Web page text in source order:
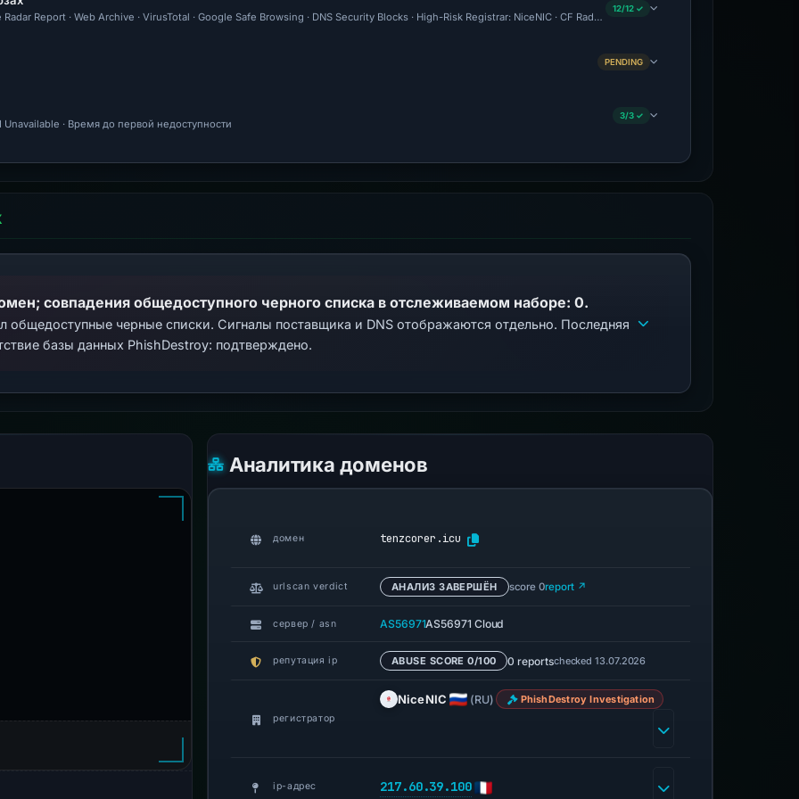
Report · Web Archive · VirusTotal · Google Safe Browsing · DNS Security Blocks · High-Risk Registrar: NiceNIC · CF Radar: Malicious · Forensic Evidence
12/12 ✓
PENDING
· Время до первой недоступности
3/3 ✓
совпадения общедоступного черного списка в отслеживаемом наборе: 0.
общедоступные черные списки. Сигналы поставщика и DNS отображаются отдельно. Последняя
базы данных PhishDestroy: подтверждено.
Аналитика доменов
домен tenzcorer.icu
urlscan verdict АНАЛИЗ ЗАВЕРШЁН score 0report ↗
сервер / asn AS56971AS56971 Cloud
репутация ip ABUSE SCORE 0/100 0 reportschecked 13.07.2026
регистратор
NiceNIC (RU) PhishDestroy Investigation
ip-адрес 217.60.39.100